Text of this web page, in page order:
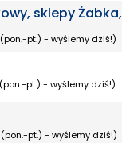
sklepy Żabka,
pt.) - wyślemy dziś!)
pt.) - wyślemy dziś!)
pt.) - wyślemy dziś!)